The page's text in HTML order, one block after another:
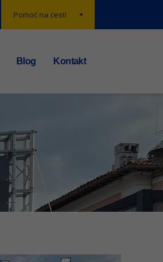
Pomoć na cesti
Blog Kontakt